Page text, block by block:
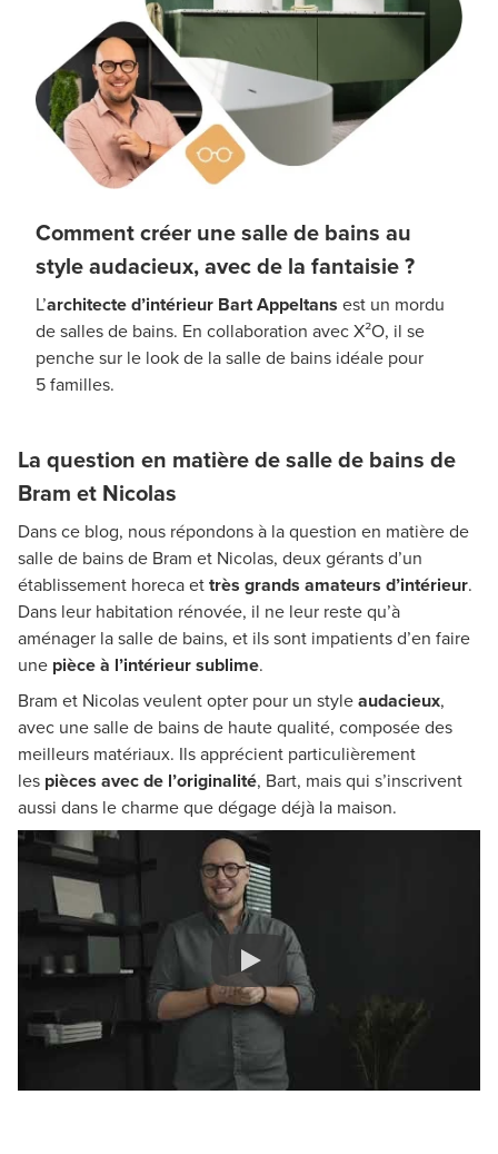
Comment créer une salle de bains au
style audacieux, avec de la fantaisie ?
L’architecte d’intérieur Bart Appeltans est un mordu
de salles de bains. En collaboration avec X²O, il se
penche sur le look de la salle de bains idéale pour
5 familles.
La question en matière de salle de bains de
Bram et Nicolas
Dans ce blog, nous répondons à la question en matière de
salle de bains de Bram et Nicolas, deux gérants d’un
établissement horeca ettrès grands amateurs d’intérieur.
Dans leur habitation rénovée, il ne leur reste qu’à
aménager la salle de bains, et ils sont impatients d’en faire
une pièce à l’intérieur sublime.
Bram et Nicolas veulent opter pour un styleaudacieux,
avec une salle de bains de haute qualité, composée des
meilleurs matériaux. Ils apprécient particulièrement
les pièces avec de l’originalité, Bart, mais qui s’inscrivent
aussi dans le charme que dégage déjà la maison.